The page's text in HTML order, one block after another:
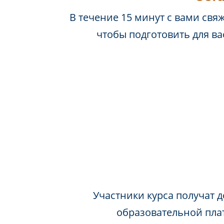
В течение 15 минут с вами
чтобы подготовить для
Участники курса получат
образовательной